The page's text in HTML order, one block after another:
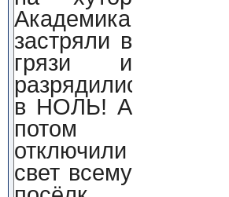
Академика,
застряли в
грязи и
разрядились
в НОЛЬ! А
потом
отключили
свет всему